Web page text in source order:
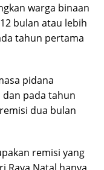
warga binaan
bulan atau lebih
tahun pertama
pidana
pada tahun
dua bulan
remisi yang